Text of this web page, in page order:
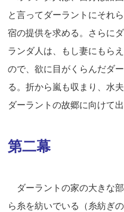
と言ってダーラントにそれ
宿の提供を求める。さらに
ランダ人は、もし妻にもら
ので、欲に目がくらんだダ
る。折から嵐も収まり、水
ダーラントの故郷に向けて出
第二幕
ダーラントの家の大きな
ら糸を紡いでいる（糸紡ぎ